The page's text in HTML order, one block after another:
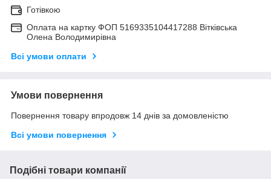
Готівкою
Оплата на картку ФОП 5169335104417288 Вітківська
Олена Володимирівна
Всі умови оплати
Умови повернення
Повернення товару впродовж 14 днів за домовленістю
Всі умови повернення
Подібні товари компанії